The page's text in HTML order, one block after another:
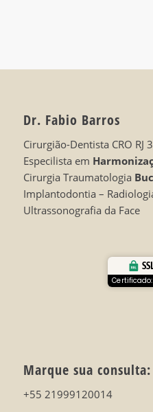
Dr. Fabio Barros
Cirurgião-Dentista CRO RJ
Especilista em
Cirurgia Traumatologia
Implantodontia –
Ultrassonografia da Face
Certificado:
Marque sua consulta:
+55 21999120014